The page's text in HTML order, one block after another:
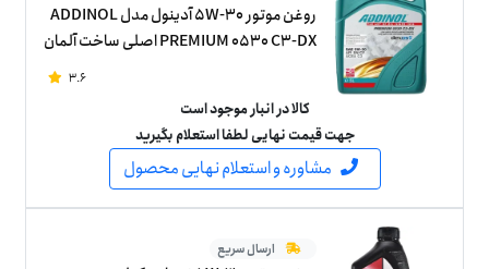
روغن موتور 5W-30 آدینول مدل ADDINOL
PREMIUM 0530 C3-DX اصلی ساخت آلمان
3.6
کالا در انبار موجود است
جهت قیمت نهایی لطفا استعلام بگیرید
مشاوره و استعلام نهایی محصول
ارسال سریع